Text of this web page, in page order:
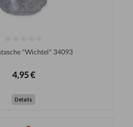
"Wichtel" 34093
4,95 €
Details